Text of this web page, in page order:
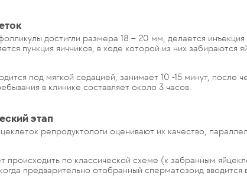
достигли размера 18 – 20 мм, делается
пункция яичников, в ходе которой из них забираются
под мягкой седацией, занимает 10 -15 минут,
в клинике составляет около 3 часов.
этап
репродуктологи оценивают их качество,
происходить по классической схеме (к забранным
предварительно отобранный сперматозоид вводится